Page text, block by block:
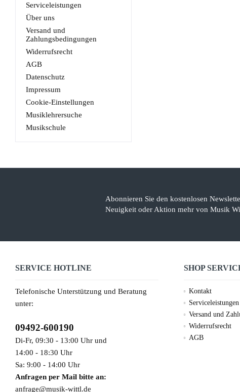
Serviceleistungen
Über uns
Versand und
Zahlungsbedingungen
Widerrufsrecht
AGB
Datenschutz
Impressum
Cookie-Einstellungen
Musiklehrersuche
Musikschule
Abonnieren Sie den kostenlosen
Neuigkeit oder Aktion mehr von Musik
SERVICE HOTLINE
Telefonische Unterstützung und Beratung
unter:
09492-600190
Di-Fr, 09:30 - 13:00 Uhr und
14:00 - 18:30 Uhr
Sa: 9:00 - 14:00 Uhr
Anfragen per Mail bitte an:
anfrage@musik-wittl.de
SHOP
Kontakt
Serviceleistungen
Versand und
Widerrufsrecht
AGB